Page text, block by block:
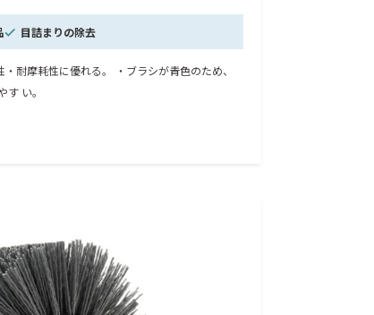
目詰まりの除去
耐摩耗性に優れる。 ・ブラシが青色のため、
い。